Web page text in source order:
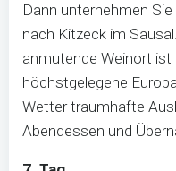
Dann unternehmen
nach Kitzeck im
anmutende Weinort
höchstgelegene
Wetter traumhafte
Abendessen und